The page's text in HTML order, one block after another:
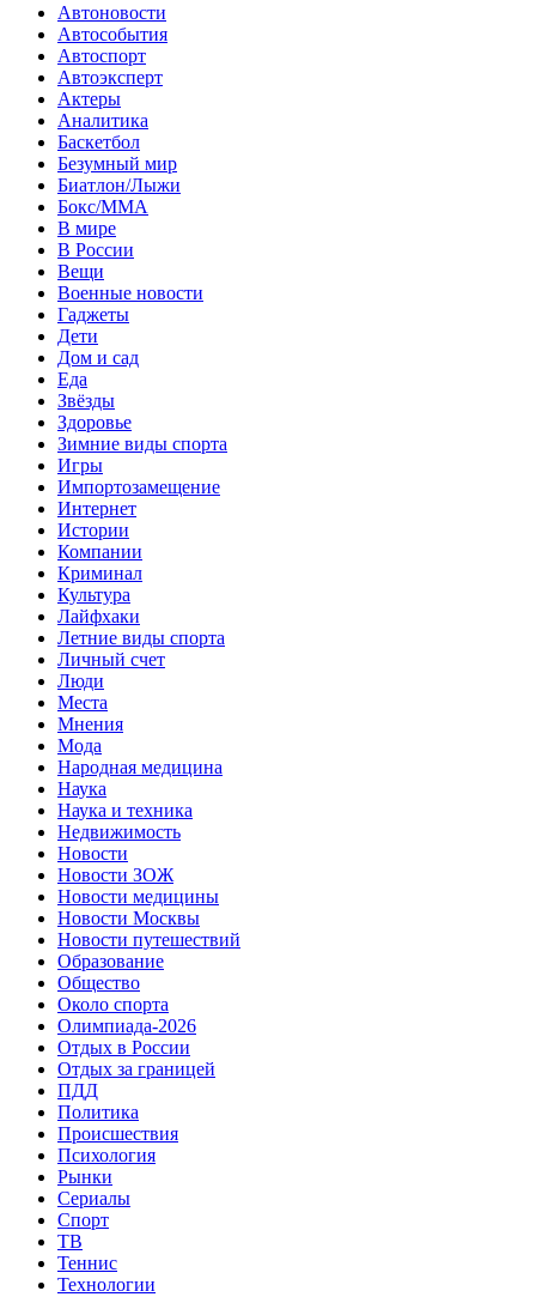
Автоновости
Автособытия
Автоспорт
Автоэксперт
Актеры
Аналитика
Баскетбол
Безумный мир
Биатлон/Лыжи
Бокс/MMA
В мире
В России
Вещи
Военные новости
Гаджеты
Дети
Дом и сад
Еда
Звёзды
Здоровье
Зимние виды спорта
Игры
Импортозамещение
Интернет
Истории
Компании
Криминал
Культура
Лайфхаки
Летние виды спорта
Личный счет
Люди
Места
Мнения
Мода
Народная медицина
Наука
Наука и техника
Недвижимость
Новости
Новости ЗОЖ
Новости медицины
Новости Москвы
Новости путешествий
Образование
Общество
Около спорта
Олимпиада-2026
Отдых в России
Отдых за границей
ПДД
Политика
Происшествия
Психология
Рынки
Сериалы
Спорт
ТВ
Теннис
Технологии